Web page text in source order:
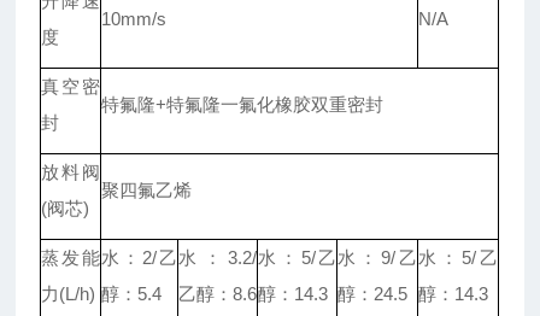
度
10mm/s N/A
真空密
封
特氟隆+特氟隆一氟化橡胶双重密封
放料阀
(阀芯)
聚四氟乙烯
蒸发能
力(L/h)
水：2/乙
醇：5.4
水：3.2/
乙醇：8.6
水：5/乙
醇：14.3
水：9/乙
醇：24.5
水：5/乙
醇：14.3